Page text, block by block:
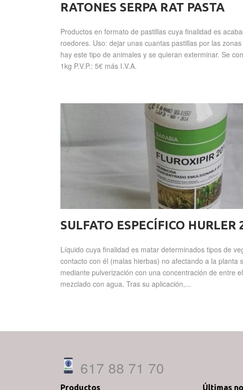
RATONES SERPA RAT PASTA
Productos en formato de pastillas cuya finalidad es
roedores. Uso: dejar unas cuantas pastillas por las
hay este tipo de animales y se quieran exterminar. Se
1kg P.V.P.: 5€ más I.V.A.
SULFATO ESPECÍFICO HURLER
Líquido cuya finalidad es matar determinados tipos de
contacto con él (malas hierbas) no afectando a la planta
mediante pulverización con una concentración de entre
mezclado con agua. Tras su aplicación,...
617 88 71 70
Productos Últimas